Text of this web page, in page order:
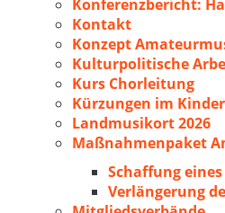
Konferenzbericht:
Kontakt
Konzept
Kulturpolitische
Kurs Chorleitung
Kürzungen im
Landmusikort 2026
Maßnahmenpaket
Schaffung
Verlängerung